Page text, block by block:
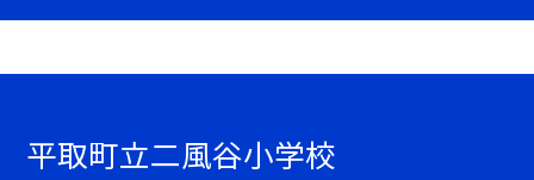
平取町立二風谷小学校